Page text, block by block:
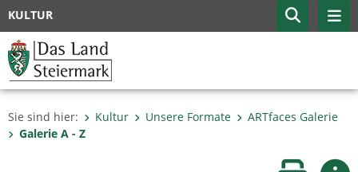
KULTUR
Sie sind hier: Kultur Unsere Formate
ARTfaces Galerie
Galerie A - Z